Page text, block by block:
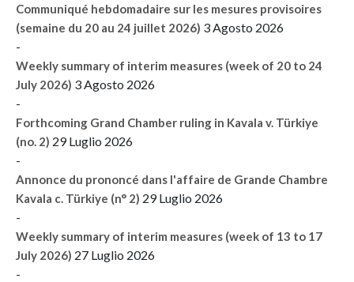
Communiqué hebdomadaire sur les mesures provisoires
(semaine du 20 au 24 juillet 2026) 3 Agosto 2026
-
Weekly summary of interim measures (week of 20 to 24
July 2026) 3 Agosto 2026
-
Forthcoming Grand Chamber ruling in Kavala v. Türkiye
(no. 2) 29 Luglio 2026
-
Annonce du prononcé dans l'affaire de Grande Chambre
Kavala c. Türkiye (n° 2) 29 Luglio 2026
-
Weekly summary of interim measures (week of 13 to 17
July 2026) 27 Luglio 2026
-